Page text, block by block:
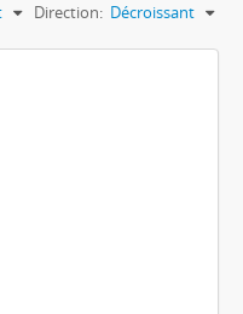
Direction: Décroissant